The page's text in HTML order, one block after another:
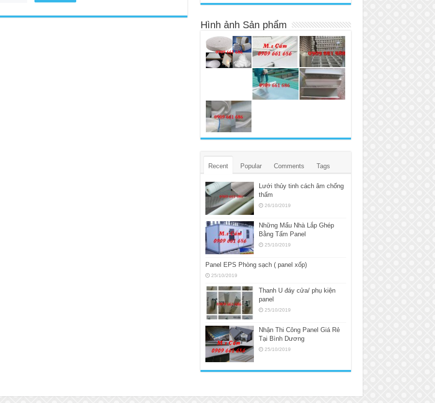
Hình ảnh Sản phẩm
Recent Popular Comments Tags
Lưới thủy tinh cách âm chống
thấm
26/10/2019
Những Mẩu Nhà Lắp Ghép
Bằng Tấm Panel
25/10/2019
Panel EPS Phòng sạch ( panel xốp)
25/10/2019
Thanh U đáy cửa/ phụ kiện
panel
25/10/2019
Nhận Thi Công Panel Giá Rẻ
Tại Bình Dương
25/10/2019